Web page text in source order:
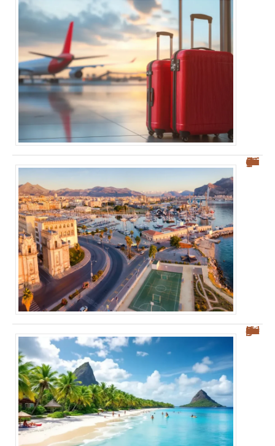
Où se garer à Palerme : guide pratique pour éviter la ZTL
Découvrez les plages des Salines : votre guide sur Sainte-Anne